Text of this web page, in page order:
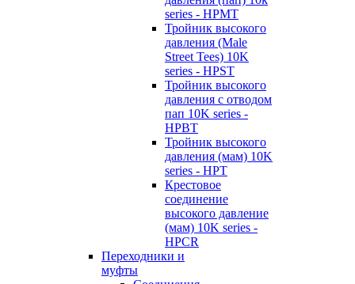
series - HPMT
Тройник высокого
давления (Male
Street Tees) 10K
series - HPST
Тройник высокого
давления с отводом
пап 10K series -
HPBT
Тройник высокого
давления (мам) 10K
series - HPT
Крестовое
соединение
высокого давление
(мам) 10K series -
HPCR
Переходники и
муфты